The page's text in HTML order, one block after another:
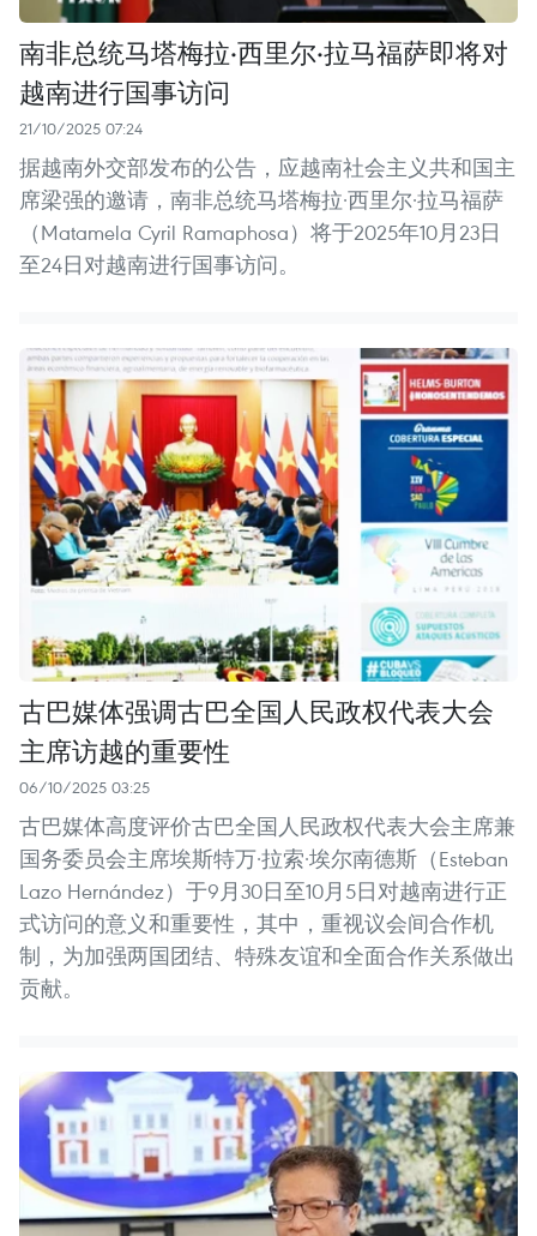
南非总统马塔梅拉·西里尔·拉马福萨即将对
越南进行国事访问
21/10/2025 07:24
据越南外交部发布的公告，应越南社会主义共和国主
席梁强的邀请，南非总统马塔梅拉·西里尔·拉马福萨
（Matamela Cyril Ramaphosa）将于2025年10月23日
至24日对越南进行国事访问。
古巴媒体强调古巴全国人民政权代表大会
主席访越的重要性
06/10/2025 03:25
古巴媒体高度评价古巴全国人民政权代表大会主席兼
国务委员会主席埃斯特万·拉索·埃尔南德斯（Esteban
Lazo Hernández）于9月30日至10月5日对越南进行正
式访问的意义和重要性，其中，重视议会间合作机
制，为加强两国团结、特殊友谊和全面合作关系做出
贡献。